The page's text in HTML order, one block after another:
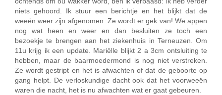
niets gehoord. Ik stuur een berichtje en het blijkt dat de
weeën weer zijn afgenomen. Ze wordt er gek van! We appen
nog wat heen en weer en dan besluiten ze toch een
bezoekje te brengen aan het ziekenhuis in Terneuzen. Om
11u krijg ik een update. Mariëlle blijkt 2 a 3cm ontsluiting te
hebben, maar de baarmoedermond is nog niet verstreken.
Ze wordt gestript en het is afwachten of dat de geboorte op
gang helpt. De verloskundige dacht ook dat het voorweeën
waren die nacht, het is nu afwachten wat er gaat gebeuren.